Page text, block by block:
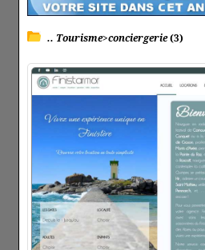
.. Tourisme>conciergerie(3)